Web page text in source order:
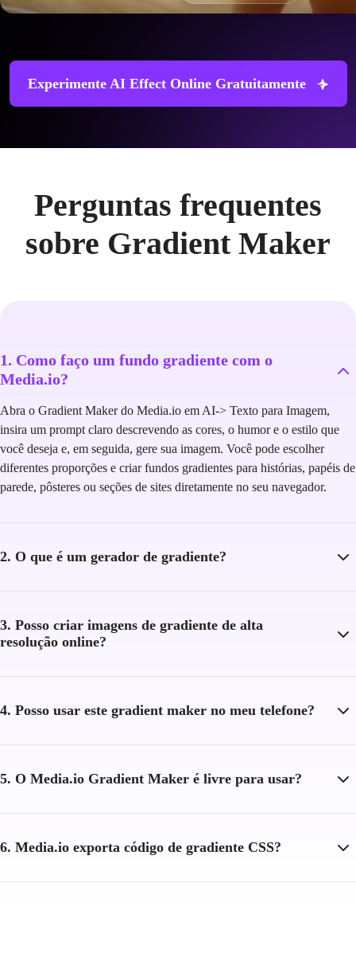
Experimente AI Effect Online Gratuitamente
Perguntas frequentes
sobre Gradient Maker
1. Como faço um fundo gradiente com o
Media.io?
Abra o Gradient Maker do Media.io em AI-> Texto para Imagem,
insira um prompt claro descrevendo as cores, o humor e o estilo que
você deseja e, em seguida, gere sua imagem. Você pode escolher
diferentes proporções e criar fundos gradientes para histórias, papéis de
parede, pôsteres ou seções de sites diretamente no seu navegador.
2. O que é um gerador de gradiente?
3. Posso criar imagens de gradiente de alta
resolução online?
4. Posso usar este gradient maker no meu telefone?
5. O Media.io Gradient Maker é livre para usar?
6. Media.io exporta código de gradiente CSS?